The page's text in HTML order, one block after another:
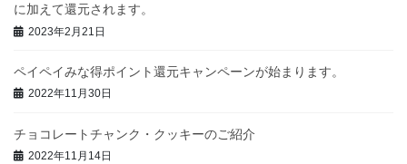
に加えて還元されます。
2023年2月21日
ペイペイみな得ポイント還元キャンペーンが始まります。
2022年11月30日
チョコレートチャンク・クッキーのご紹介
2022年11月14日